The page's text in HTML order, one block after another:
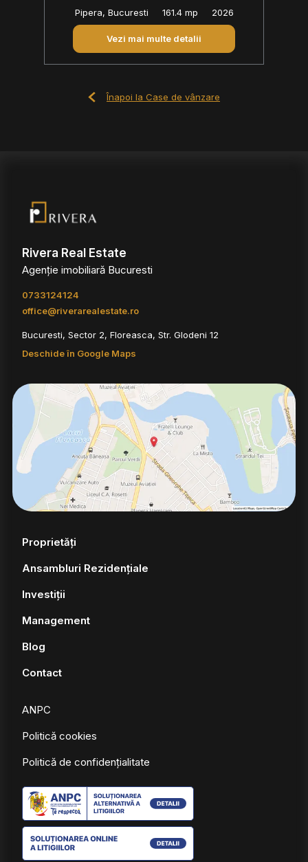
Pipera, Bucuresti
161.4 mp 2026
Vezi mai multe detalii
Înapoi la Case de vânzare
Rivera Real Estate
Agenție imobiliară Bucuresti
0733124124
office@riverarealestate.ro
Bucuresti, Sector 2, Floreasca, Str. Glodeni 12
Deschide în Google Maps
Proprietăți
Ansambluri Rezidențiale
Investiții
Management
Blog
Contact
ANPC
Politică cookies
Politică de confidențialitate